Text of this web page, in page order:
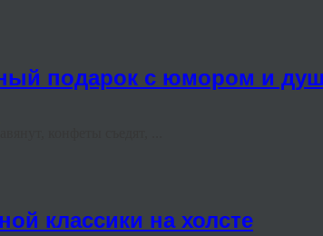
подарок с юмором и
классики на холсте